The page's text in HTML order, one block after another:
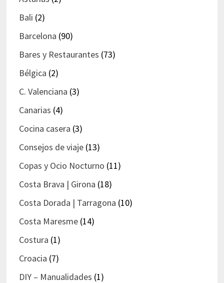
Bali (2)
Barcelona (90)
Bares y Restaurantes (73)
Bélgica (2)
C. Valenciana (3)
Canarias (4)
Cocina casera (3)
Consejos de viaje(13)
Copas y Ocio Nocturno (11)
Costa Brava | Girona (18)
Costa Dorada | Tarragona (10)
Costa Maresme(14)
Costura (1)
Croacia (7)
DIY – Manualidades (1)